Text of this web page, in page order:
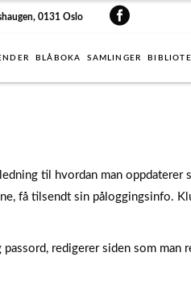
0131 Oslo
BLÅBOKA SAMLINGER
til hvordan man oppdaterer
få tilsendt sin påloggingsinfo.
redigerer siden som